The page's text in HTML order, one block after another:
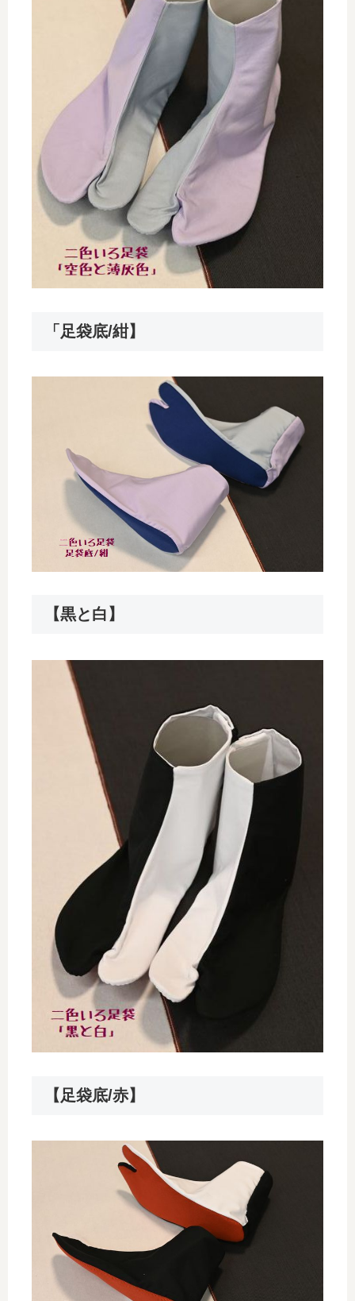
「足袋底/紺】
【黒と白】
【足袋底/赤】